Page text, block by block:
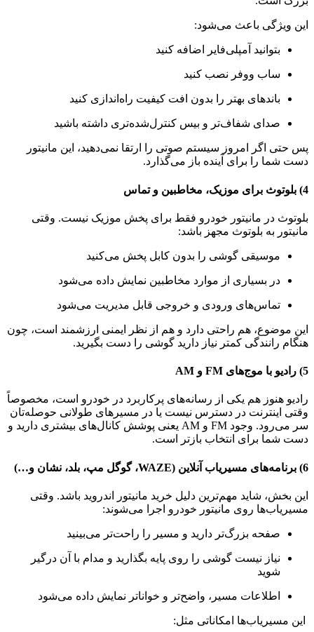
این ویژگی باعث می‌شود:
بتوانید آمپلی‌فایر اضافه کنید
ساب ووفر نصب کنید
باندهای بهتر را بدون افت کیفیت راه‌اندازی کنید
صدای شفاف‌تر و بیس کنترل‌شده‌تری داشته باشید
پس حتی اگر امروز سیستم صوتی را ارتقا نمی‌دهید، این مانیتور
دست شما را برای آینده باز می‌گذارد.
4) بلوتوث برای موزیک، مخاطبین و تماس
بلوتوث در مانیتور خودرو فقط برای پخش موزیک نیست. وقتی
مانیتور به بلوتوث مجهز باشد:
موسیقی گوشی را بدون کابل پخش می‌کنید
در بسیاری از موارد مخاطبین نمایش داده می‌شود
تماس‌های ورودی و خروجی قابل مدیریت می‌شود
این موضوع، هم راحتی دارد و هم از نظر ایمنی ارزشمند است، چون
هنگام رانندگی کمتر نیاز دارید گوشی را دست بگیرید.
5) رادیو با موج‌های FM و AM
رادیو هنوز هم یکی از رسانه‌های پرکاربرد در خودرو است، مخصوصاً
وقتی اینترنت در دسترس نیست یا در مسیرهای طولانی حوصله‌تان
سر می‌رود. وجود FM و AM یعنی پوشش کانال‌های بیشتری دارید و
دست شما برای انتخاب بازتر است.
6) برنامه‌های مسیریاب آنلاین (WAZE، گوگل مپ، بلد، نشان و…)
این بخش، شاید مهم‌ترین دلیل خرید مانیتور اندروید باشد. وقتی
مسیریاب‌ها روی مانیتور خودرو اجرا می‌شوند:
صفحه بزرگ‌تر دارید و مسیر را راحت‌تر می‌بینید
نیاز نیست گوشی را روی پایه بگذارید و مدام با آن درگیر
شوید
اطلاعات مسیر، واضح‌تر و خواناتر نمایش داده می‌شود
این مسیریاب‌ها امکاناتی مثل: